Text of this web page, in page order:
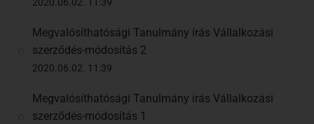
Megvalósíthatósági Tanulmány írás Vállalkozási
szerződés-módosítás 2
2020.06.02. 11:39
Megvalósíthatósági Tanulmány írás Vállalkozási
szerződés-módosítás 1